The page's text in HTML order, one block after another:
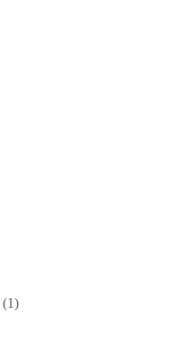
(1)